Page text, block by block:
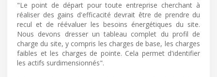
"Le point de départ pour toute entreprise cherchant à
réaliser des gains d'efficacité devrait être de prendre du
recul et de réévaluer les besoins énergétiques du site.
Nous devons dresser un tableau complet du profil de
charge du site, y compris les charges de base, les charges
faibles et les charges de pointe. Cela permet d'identifier
les actifs surdimensionnés".